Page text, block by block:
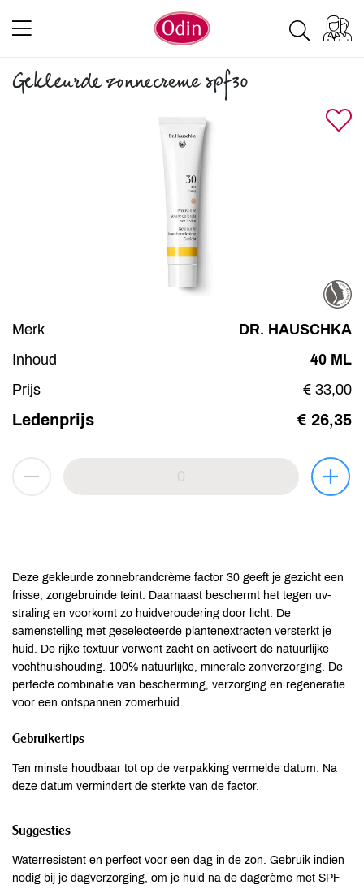
Gekleurde zonnecreme spf30
Merk
DR. HAUSCHKA
Inhoud
40 ML
Prijs
€ 33,00
Ledenprijs € 26,35
Deze gekleurde zonnebrandcrème factor 30 geeft je gezicht een
frisse, zongebruinde teint. Daarnaast beschermt het tegen uv-
straling en voorkomt zo huidveroudering door licht. De
samenstelling met geselecteerde plantenextracten versterkt je
huid. De rijke textuur verwent zacht en activeert de natuurlijke
vochthuishouding. 100% natuurlijke, minerale zonverzorging. De
perfecte combinatie van bescherming, verzorging en regeneratie
voor een ontspannen zomerhuid.
Gebruikertips
Ten minste houdbaar tot op de verpakking vermelde datum. Na
deze datum vermindert de sterkte van de factor.
Suggesties
Waterresistent en perfect voor een dag in de zon. Gebruik indien
nodig bij je dagverzorging, om je huid na de dagcrème met SPF